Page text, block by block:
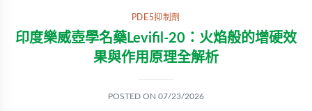
PDE5抑制劑
印度樂威壺學名藥Levifil-20：火焰般的增硬效
果與作用原理全解析
POSTED ON 07/23/2026